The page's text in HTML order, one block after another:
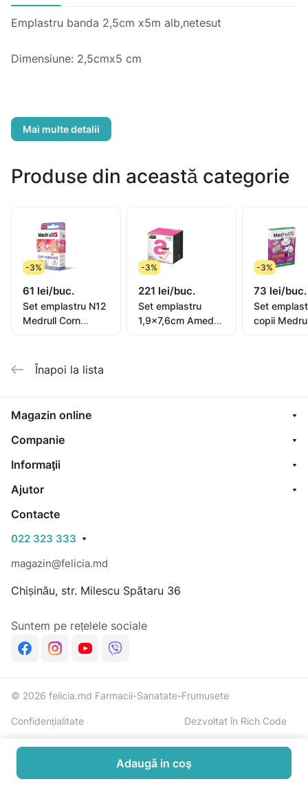
Emplastru banda 2,5cm x5m alb,netesut
Dimensiune: 2,5cmx5 cm
- -Testat dermatologic
- -Adeziv puternic
Produse din această categorie
-3%
61 lei/buc.
Set emplastru N12
Medrull Corn
-3%
221 lei/buc.
Set emplastru
1,9x7,6cm Amed
-3%
73 lei/buc.
Set
copii
Înapoi la lista
Magazin online
Companie
Informaţii
Ajutor
Contacte
022 323 333
magazin@felicia.md
Chișinău, str. Milescu Spătaru 36
Suntem pe rețelele sociale
© 2026 felicia.md Farmacii-Sanatate-Frumusete
Confidențialitate Dezvoltat în Rich Code
Adaugă in coş